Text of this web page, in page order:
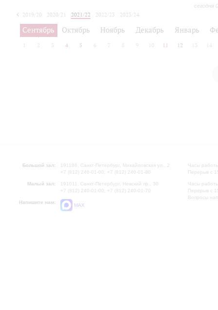
сегодня
2019/20 2020/21 2021/22 2022/23
2023/24
2024/25
2025/26
Сентябрь Октябрь Ноябрь Декабрь Январь
2 3 4 5 6 7 8 9 10 11 12 13 14
Большой зал:
191186, Санкт-Петербург, Михайловская ул., 2
+7 (812) 240-01-00, +7 (812) 240-01-80
Малый зал:
191011, Санкт-Петербург, Невский пр., 30
+7 (812) 240-01-00, +7 (812) 240-01-70
Напишите нам:
MAX
Часы
Перерыв с
Часы
Перерыв с
Вопросы